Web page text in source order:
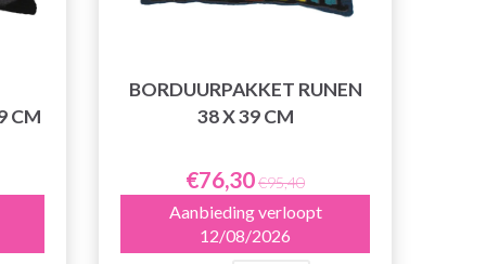
CM
BORDUURPAKKET RUNEN
38 X 39 CM
€76,30€95,40
Aanbieding verloopt
12/08/2026